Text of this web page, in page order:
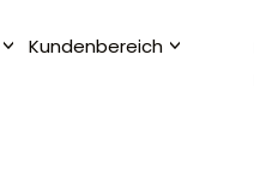
Kundenbereich